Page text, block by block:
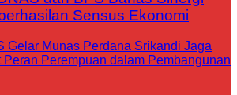
Sensus Ekonomi